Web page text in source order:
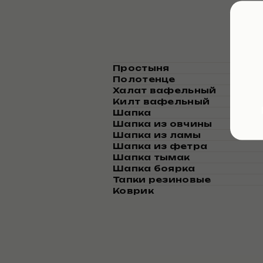
Простыня
Полотенце
Халат вафельный
Килт вафельный
Шапка
Шапка из овчины
Шапка из ламы
Шапка из фетра
Шапка тымак
Шапка боярка
Тапки резиновые
Коврик